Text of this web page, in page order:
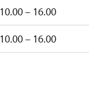
10.00 – 16.00
10.00 – 16.00